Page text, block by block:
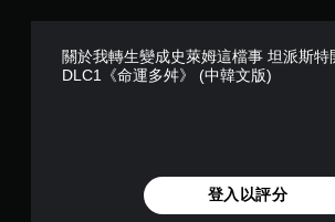
關於我轉生變成史萊姆這檔事 坦派斯特
DLC1《命運多舛》 (中韓文版)
登入以評分